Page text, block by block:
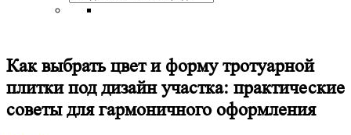
Как выбрать цвет и форму тротуарной
плитки под дизайн участка: практические
советы для гармоничного оформления